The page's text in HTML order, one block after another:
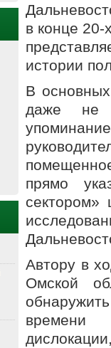
в конце 20-
истории
В
даже не
прямо
Автору в
Омской
времени